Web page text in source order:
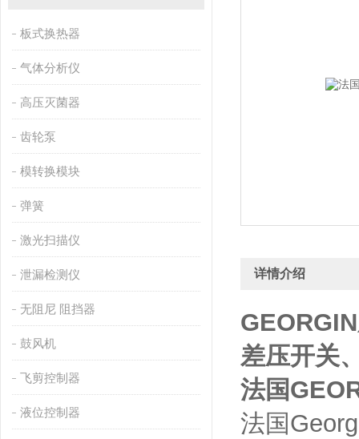
板式换热器
气体分析仪
高压灭菌器
齿轮泵
模转换模块
弹簧
激光扫描仪
泄漏检测仪
无阻尼 阻挡器
鼓风机
飞剪控制器
液位控制器
详情介绍
GEORGIN
差压开关
法国
法国